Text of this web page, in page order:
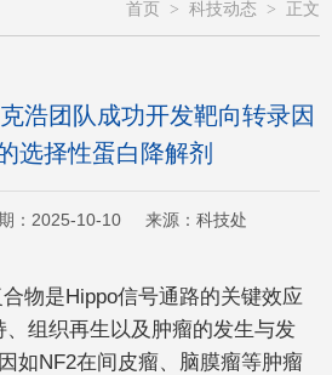
首页 > 科技动态 > 正文
浩团队成功开发靶向转录因
选择性蛋白降解剂
：2025-10-10 来源：科技处
物是Hippo信号通路的关键效应
组织再生以及肿瘤的发生与发
如NF2在间皮瘤、脑膜瘤等肿瘤